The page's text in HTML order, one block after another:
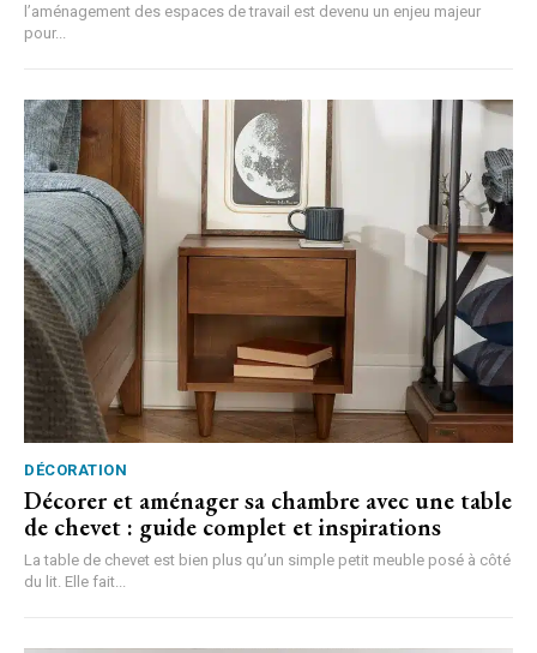
l’aménagement des espaces de travail est devenu un enjeu majeur
pour...
DÉCORATION
Décorer et aménager sa chambre avec une table
de chevet : guide complet et inspirations
La table de chevet est bien plus qu’un simple petit meuble posé à côté
du lit. Elle fait...